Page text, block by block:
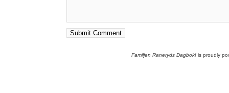
Familjen Raneryds Dagbok! is proudly